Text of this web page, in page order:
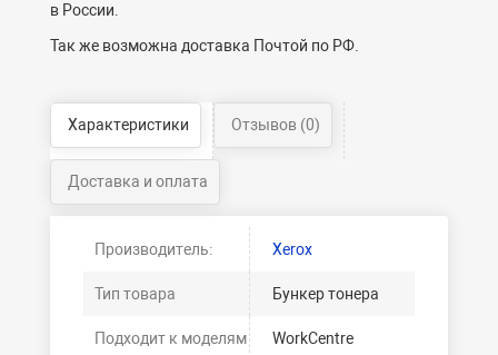
в России.
Так же возможна доставка Почтой по РФ.
Характеристики Отзывов (0)
Доставка и оплата
Производитель: Xerox
Тип товара Бункер тонера
Подходит к моделям WorkCentre